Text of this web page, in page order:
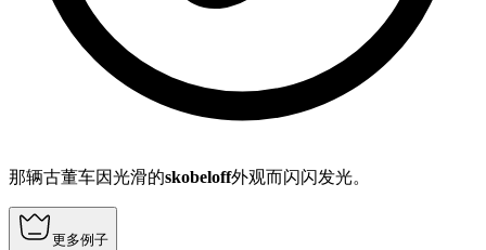
那辆古董车因光滑的skobeloff外观而闪闪发光。
更多例子